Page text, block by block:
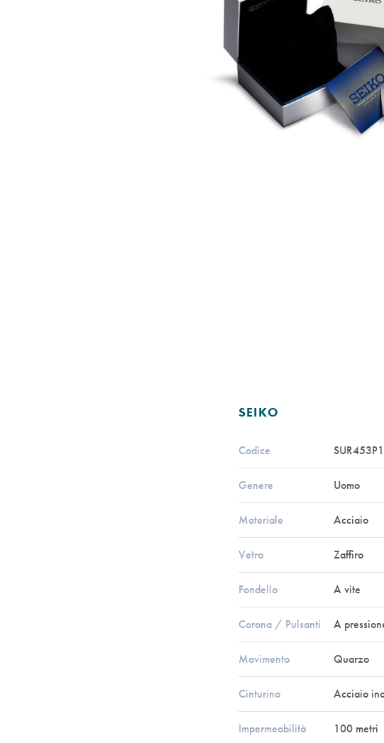
SEIKO
Codice SUR453P1
Genere Uomo
Materiale Acciaio
Vetro Zaffiro
Fondello A vite
Corona / Pulsanti A
Movimento Quarzo
Cinturino Acciaio
Impermeabilità 100 metri